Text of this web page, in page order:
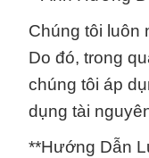
Chúng tôi luôn
Do đó, trong
chúng tôi áp
dụng tài
**Hướng Dẫn